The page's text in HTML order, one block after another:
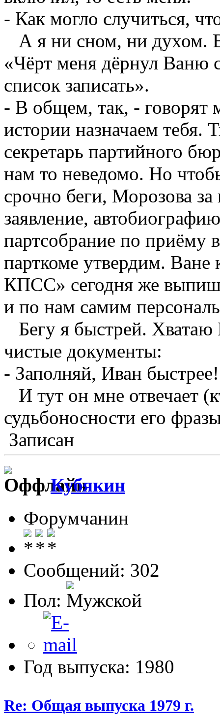
- Как могло случиться,
А я ни сном, ни духом.
«Чёрт меня дёрнул Ваню
список записать».
- В общем, так, - говорят
истории назначаем
секретарь партийного
нам то неведомо. Но
срочно беги, Морозова
заявление,
партсобрание по приёму
парткоме утвердим. Ване
КПСС» сегодня же
и по нам самим
Бегу я быстрей.
чистые документы:
- Заполняй, Иван быстрее!
И тут он мне отвечает
судьбоносности его
Записан
Кубякин
Форумчанин
Сообщений: 302
Пол:
Год выпуска: 1980
Re: Общая выпуска 1979 г.